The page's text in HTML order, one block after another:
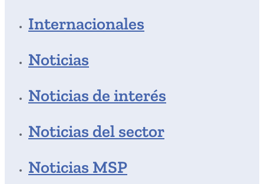
Internacionales
Noticias
Noticias de interés
Noticias del sector
Noticias MSP